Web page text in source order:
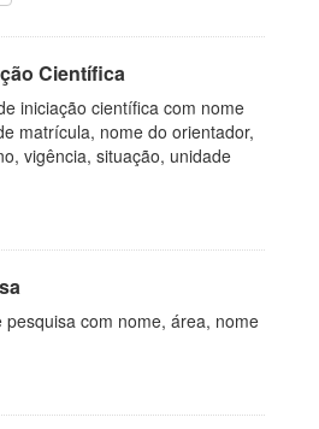
Científica
iniciação científica com nome
matrícula, nome do orientador,
vigência, situação, unidade
pesquisa com nome, área, nome